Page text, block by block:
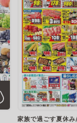
家族で過ごす夏休